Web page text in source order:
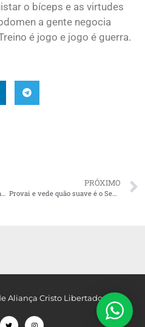
o bíceps e as virtudes
a gente negocia
é jogo e jogo é guerra.
Somos terra boa! E por isso Satanás nos atazana!
PRÓXIMO
Provai e vede quão suave é o Senhor
Aliança Cristo Libertador